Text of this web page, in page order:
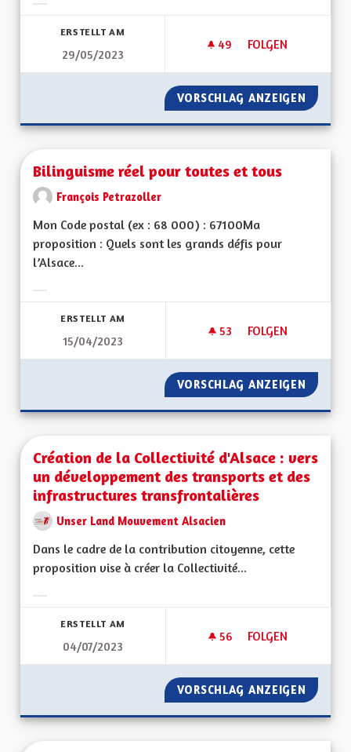
ERSTELLT AM
29/05/2023
49 49 FOLLOWER
FOLGEN
AUTORISER À
VORSCHLAG ANZEIGEN
Bilinguisme réel pour toutes et tous
François Petrazoller
Mon Code postal (ex : 68 000) : 67100Ma
proposition : Quels sont les grands défis pour
l’Alsace...
ERSTELLT AM
15/04/2023
53 53 FOLLOWER
FOLGEN
BILINGUISME
VORSCHLAG ANZEIGEN
Création de la Collectivité d'Alsace : vers
un développement des transports et des
infrastructures transfrontalières
Unser Land Mouvement Alsacien
Dans le cadre de la contribution citoyenne, cette
proposition vise à créer la Collectivité...
ERSTELLT AM
04/07/2023
56 56 FOLLOWER
FOLGEN
CRÉATION DE LA
VORSCHLAG ANZEIGEN